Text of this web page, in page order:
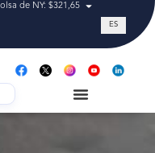
de NY: $321,65 Tasa de
ES